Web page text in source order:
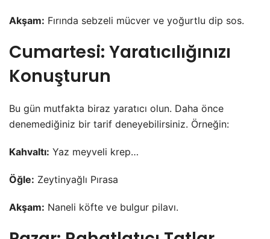
Akşam: Fırında sebzeli mücver ve yoğurtlu dip sos.
Cumartesi: Yaratıcılığınızı
Konuşturun
Bu gün mutfakta biraz yaratıcı olun. Daha önce
denemediğiniz bir tarif deneyebilirsiniz. Örneğin:
Kahvaltı: Yaz meyveli krep…
Öğle: Zeytinyağlı Pırasa
Akşam: Naneli köfte ve bulgur pilavı.